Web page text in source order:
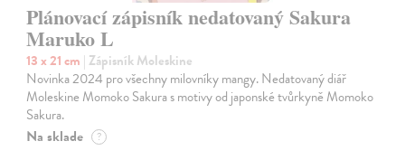
Plánovací zápisník nedatovaný Sakura
Maruko L
13 x 21 cm | Zápisník Moleskine
Novinka 2024 pro všechny milovníky mangy. Nedatovaný diář
Moleskine Momoko Sakura s motivy od japonské tvůrkyně Momoko
Sakura.
Na sklade ?